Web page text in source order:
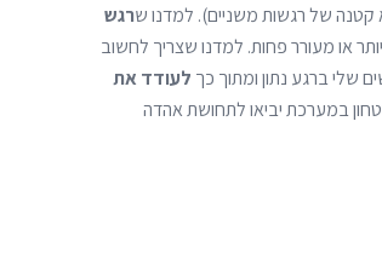
קטנה של רגשות משניים). למדנו שרגש
או מעורר פחות. למדנו שצריך לחשוב
שלי ברגע נתון ומתוך כך לעודד את
במערכת יביאו לתחושת אהדה